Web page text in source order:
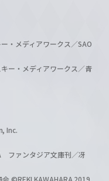
・メディアワークス／SAO
ー・メディアワークス／青
Inc.
ファンタジア文庫刊／冴
©REKI KAWAHARA 2019